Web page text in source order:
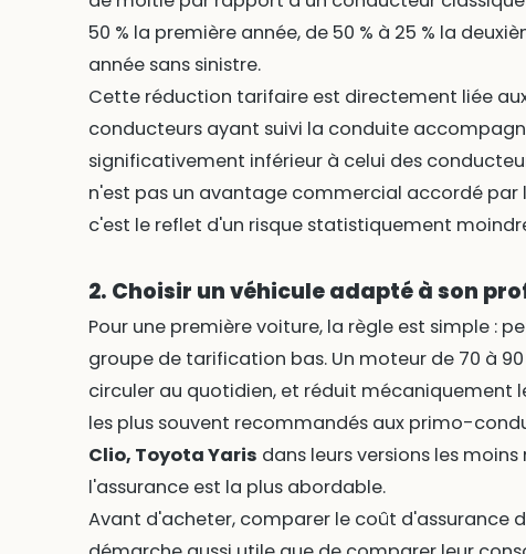
50 % la première année, de 50 % à 25 % la
année sans sinistre.
Cette réduction tarifaire est directement liée
conducteurs ayant suivi la conduite
significativement inférieur à celui des
n'est pas un avantage commercial accordé par
c'est le reflet d'un risque statistiquement
2. Choisir un véhicule adapté à son
Pour une première voiture, la règle est simple :
groupe de tarification bas. Un moteur de 70 à
circuler au quotidien, et réduit mécaniquement
les plus souvent recommandés aux primo-
Clio, Toyota Yaris dans leurs versions les
l'assurance est la plus abordable.
Avant d'acheter, comparer le coût d'assurance